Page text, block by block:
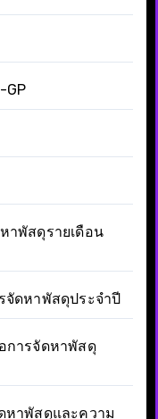
GP
าพัสดุรายเดือน
จัดหาพัสดุประจำปี
การจัดหาพัสดุ
หาพัสดุและความ